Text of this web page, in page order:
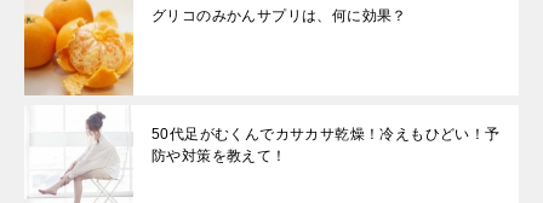
グリコのみかんサプリは、何に効果？
50代足がむくんでカサカサ乾燥！冷えもひどい！予
防や対策を教えて！